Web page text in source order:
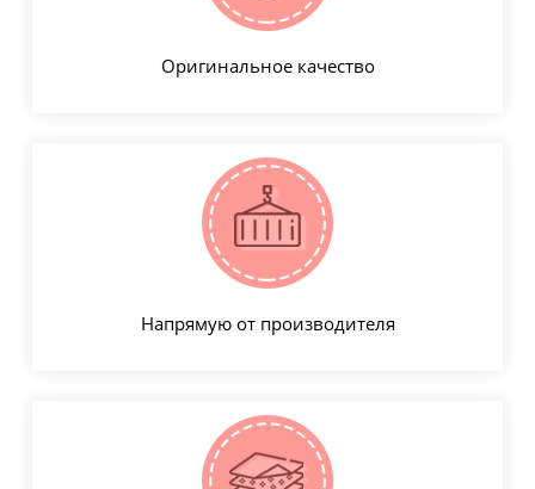
Оригинальное качество
Напрямую от производителя